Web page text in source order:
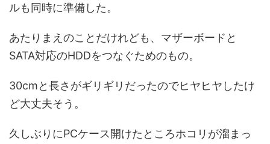
ルも同時に準備した。
あたりまえのことだけれども、マザーボードと
SATA対応のHDDをつなぐためのもの。
30cmと長さがギリギリだったのでヒヤヒヤしたけ
ど大丈夫そう。
久しぶりにPCケース開けたところホコリが溜まっ